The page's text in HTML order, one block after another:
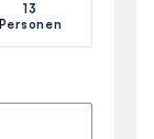
13
Personen